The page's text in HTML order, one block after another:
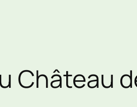
Château